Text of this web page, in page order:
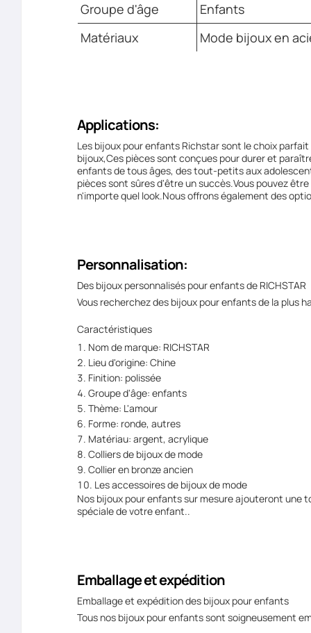
Groupe d'âge
Enfants
Matériaux
Mode bijoux en
Applications:
Les bijoux pour enfants Richstar sont le choix
bijoux,Ces pièces sont conçues pour durer et
enfants de tous âges, des tout-petits aux
pièces sont sûres d'être un succès.Vous pouvez
n'importe quel look.Nous offrons également des
Personnalisation:
Des bijoux personnalisés pour enfants de RICHSTAR
Vous recherchez des bijoux pour enfants de la plus
Caractéristiques
Nom de marque: RICHSTAR
Lieu d'origine: Chine
Finition: polissée
Groupe d'âge: enfants
Thème: L'amour
Forme: ronde, autres
Matériau: argent, acrylique
Colliers de bijoux de mode
Collier en bronze ancien
Les accessoires de bijoux de mode
Nos bijoux pour enfants sur mesure ajouteront une
spéciale de votre enfant..
Emballage et expédition
Emballage et expédition des bijoux pour enfants
Tous nos bijoux pour enfants sont soigneusement